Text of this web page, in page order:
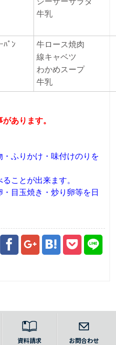
牛乳
ﾊﾟﾝ
牛ロース焼肉
線キャベツ
わかめスープ
牛乳
あります。
ふりかけ・味付けのりを
ことが出来ます。
目玉焼き・炒り卵等を日
資料請求 お問合わせ